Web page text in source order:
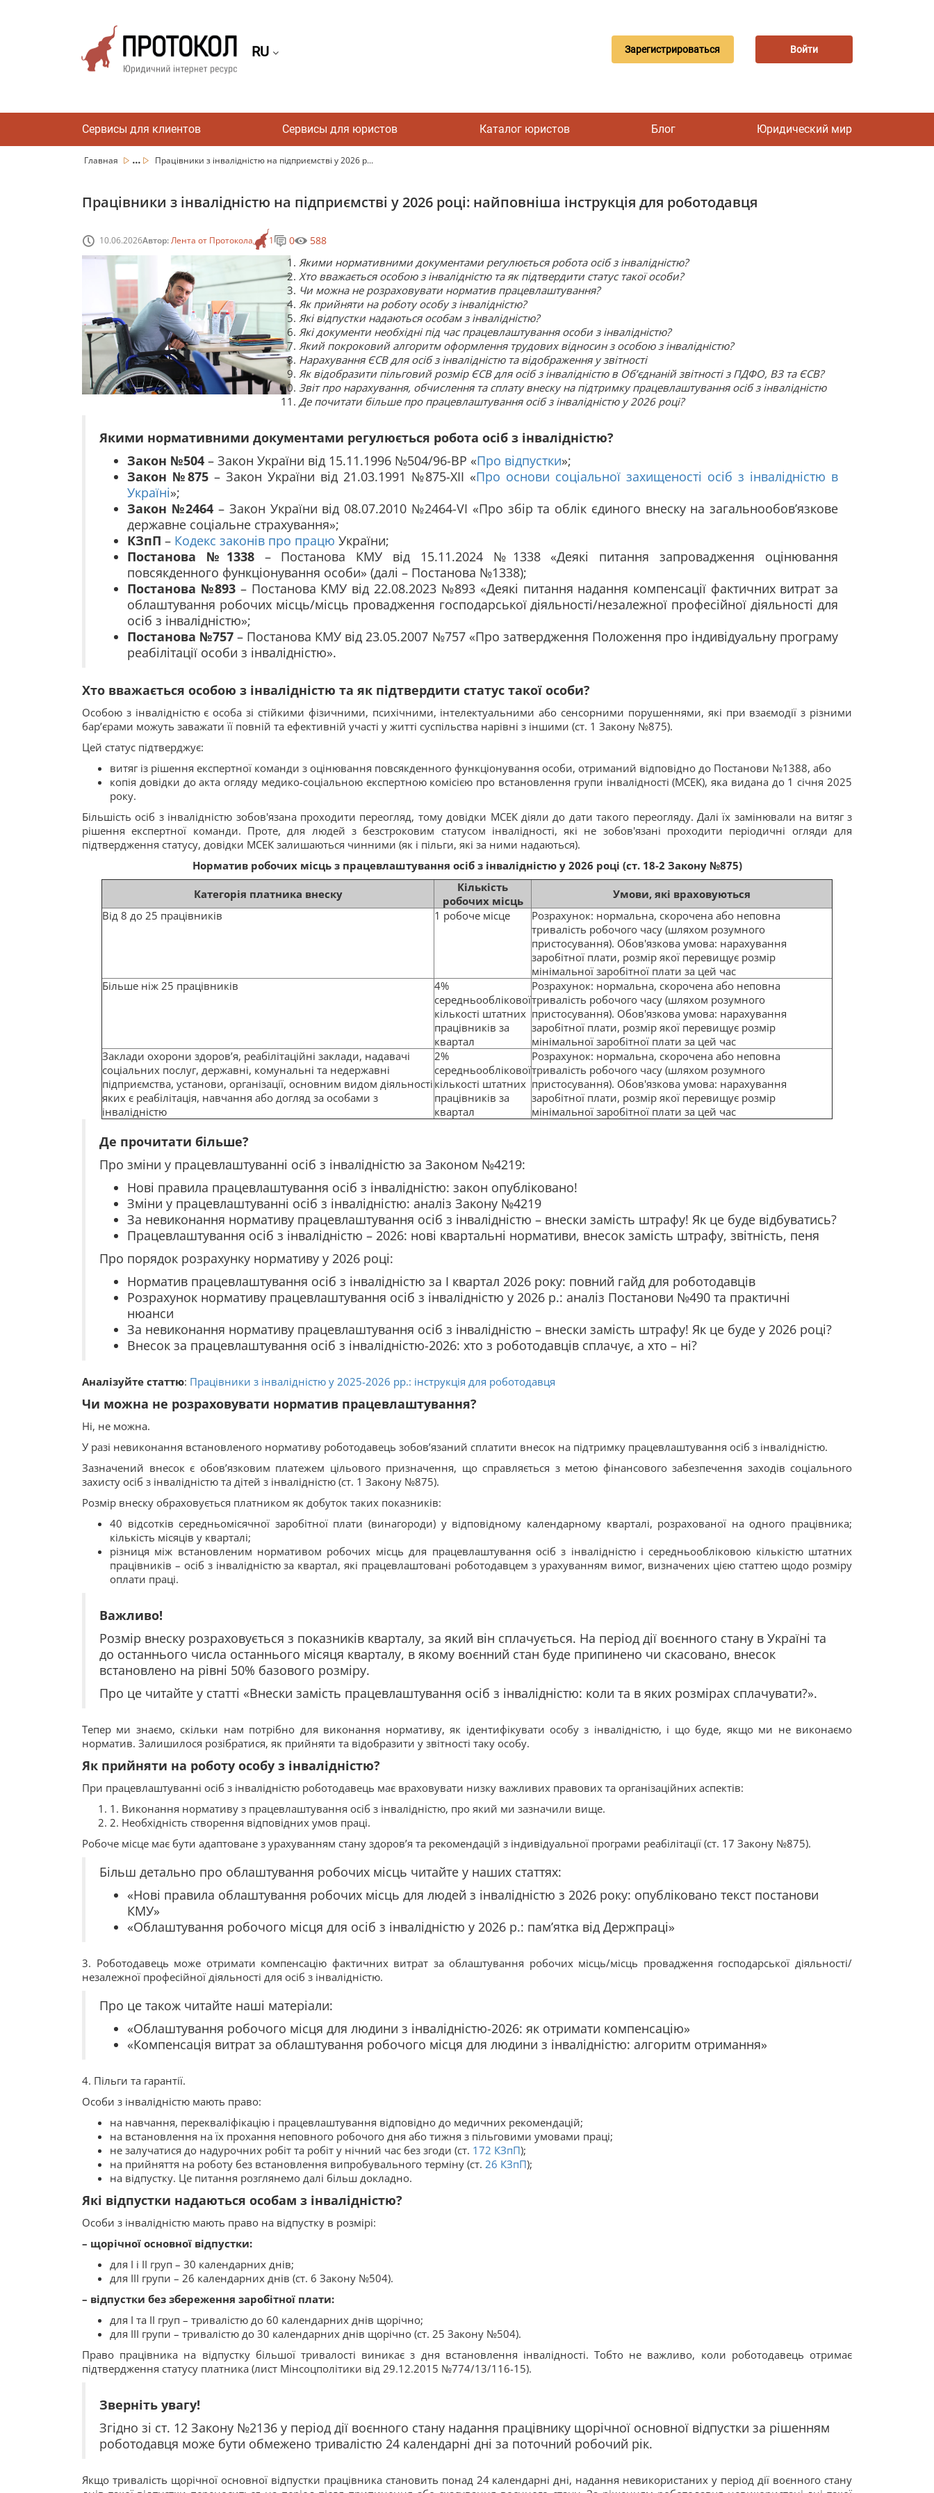
RU Зарегистрироваться Войти
Сервисы для клиентов Сервисы для юристов Каталог юристов Блог Юридический мир
Главная ... Працівники з інвалідністю на підприємстві у 2026 р...
Працівники з інвалідністю на підприємстві у 2026 році: найповніша інструкція для роботодавця
10.06.2026Автор:Лента от Протокола 1 0 588
Якими нормативними документами регулюється робота осіб з інвалідністю?
Хто вважається особою з інвалідністю та як підтвердити статус такої особи?
Чи можна не розраховувати норматив працевлаштування?
Як прийняти на роботу особу з інвалідністю?
Які відпустки надаються особам з інвалідністю?
Які документи необхідні під час працевлаштування особи з інвалідністю?
Який покроковий алгоритм оформлення трудових відносин з особою з інвалідністю?
Нарахування ЄСВ для осіб з інвалідністю та відображення у звітності
Як відобразити пільговий розмір ЄСВ для осіб з інвалідністю в Об’єднаній звітності з ПДФО, ВЗ та ЄСВ?
Звіт про нарахування, обчислення та сплату внеску на підтримку працевлаштування осіб з інвалідністю
Де почитати більше про працевлаштування осіб з інвалідністю у 2026 році?
Якими нормативними документами регулюється робота осіб з інвалідністю?
Закон №504 – Закон України від 15.11.1996 №504/96-ВР «Про відпустки»;
Закон №875– Закон України від 21.03.1991 №875-ХІІ «Про основи соціальної захищеності осіб з інвалідністю в
Україні»;
Закон №2464 – Закон України від 08.07.2010 №2464-VI «Про збір та облік єдиного внеску на загальнообов’язкове
державне соціальне страхування»;
КЗпП – Кодекс законів про працю України;
Постанова №1338– Постанова КМУ від 15.11.2024 №1338 «Деякі питання запровадження оцінювання
повсякденного функціонування особи» (далі – Постанова №1338);
Постанова №893 – Постанова КМУ від 22.08.2023 №893 «Деякі питання надання компенсації фактичних витрат за
облаштування робочих місць/місць провадження господарської діяльності/незалежної професійної діяльності для
осіб з інвалідністю»;
Постанова №757 – Постанова КМУ від 23.05.2007 №757 «Про затвердження Положення про індивідуальну програму
реабілітації особи з інвалідністю».
Хто вважається особою з інвалідністю та як підтвердити статус такої особи?
Особою з інвалідністю є особа зі стійкими фізичними, психічними, інтелектуальними або сенсорними порушеннями, які при взаємодії з різними
бар’єрами можуть заважати її повній та ефективній участі у житті суспільства нарівні з іншими (ст. 1 Закону №875).
Цей статус підтверджує:
витяг із рішення експертної команди з оцінювання повсякденного функціонування особи, отриманий відповідно до Постанови №1388, або
копія довідки до акта огляду медико-соціальною експертною комісією про встановлення групи інвалідності (МСЕК), яка видана до 1 січня 2025
року.
Більшість осіб з інвалідністю зобов'язана проходити переогляд, тому довідки МСЕК діяли до дати такого переогляду. Далі їх замінювали на витяг з
рішення експертної команди. Проте, для людей з безстроковим статусом інвалідності, які не зобов'язані проходити періодичні огляди для
підтвердження статусу, довідки МСЕК залишаються чинними (як і пільги, які за ними надаються).
Норматив робочих місць з працевлаштування осіб з інвалідністю у 2026 році (ст. 18-2 Закону №875)
Категорія платника внеску
Кількість
робочих місць
Умови, які враховуються
Від 8 до 25 працівників
1 робоче місце
Розрахунок: нормальна, скорочена або неповна
тривалість робочого часу (шляхом розумного
пристосування). Обов'язкова умова: нарахування
заробітної плати, розмір якої перевищує розмір
мінімальної заробітної плати за цей час
Більше ніж 25 працівників
4%
середньооблікової
кількості штатних
працівників за
квартал
Розрахунок: нормальна, скорочена або неповна
тривалість робочого часу (шляхом розумного
пристосування). Обов'язкова умова: нарахування
заробітної плати, розмір якої перевищує розмір
мінімальної заробітної плати за цей час
Заклади охорони здоров’я, реабілітаційні заклади, надавачі
соціальних послуг, державні, комунальні та недержавні
підприємства, установи, організації, основним видом діяльності
яких є реабілітація, навчання або догляд за особами з
інвалідністю
2%
середньооблікової
кількості штатних
працівників за
квартал
Розрахунок: нормальна, скорочена або неповна
тривалість робочого часу (шляхом розумного
пристосування). Обов'язкова умова: нарахування
заробітної плати, розмір якої перевищує розмір
мінімальної заробітної плати за цей час
Де прочитати більше?
Про зміни у працевлаштуванні осіб з інвалідністю за Законом №4219:
Нові правила працевлаштування осіб з інвалідністю: закон опубліковано!
Зміни у працевлаштуванні осіб з інвалідністю: аналіз Закону №4219
За невиконання нормативу працевлаштування осіб з інвалідністю – внески замість штрафу! Як це буде відбуватись?
Працевлаштування осіб з інвалідністю – 2026: нові квартальні нормативи, внесок замість штрафу, звітність, пеня
Про порядок розрахунку нормативу у 2026 році:
Норматив працевлаштування осіб з інвалідністю за І квартал 2026 року: повний гайд для роботодавців
Розрахунок нормативу працевлаштування осіб з інвалідністю у 2026 р.: аналіз Постанови №490 та практичні
нюанси
За невиконання нормативу працевлаштування осіб з інвалідністю – внески замість штрафу! Як це буде у 2026 році?
Внесок за працевлаштування осіб з інвалідністю-2026: хто з роботодавців сплачує, а хто – ні?
Аналізуйте статтю: Працівники з інвалідністю у 2025-2026 рр.: інструкція для роботодавця
Чи можна не розраховувати норматив працевлаштування?
Ні, не можна.
У разі невиконання встановленого нормативу роботодавець зобов’язаний сплатити внесок на підтримку працевлаштування осіб з інвалідністю.
Зазначений внесок є обов’язковим платежем цільового призначення, що справляється з метою фінансового забезпечення заходів соціального
захисту осіб з інвалідністю та дітей з інвалідністю (ст. 1 Закону №875).
Розмір внеску обраховується платником як добуток таких показників:
40 відсотків середньомісячної заробітної плати (винагороди) у відповідному календарному кварталі, розрахованої на одного працівника;
кількість місяців у кварталі;
різниця між встановленим нормативом робочих місць для працевлаштування осіб з інвалідністю і середньообліковою кількістю штатних
працівників – осіб з інвалідністю за квартал, які працевлаштовані роботодавцем з урахуванням вимог, визначених цією статтею щодо розміру
оплати праці.
Важливо!
Розмір внеску розраховується з показників кварталу, за який він сплачується. На період дії воєнного стану в Україні та
до останнього числа останнього місяця кварталу, в якому воєнний стан буде припинено чи скасовано, внесок
встановлено на рівні 50% базового розміру.
Про це читайте у статті «Внески замість працевлаштування осіб з інвалідністю: коли та в яких розмірах сплачувати?».
Тепер ми знаємо, скільки нам потрібно для виконання нормативу, як ідентифікувати особу з інвалідністю, і що буде, якщо ми не виконаємо
норматив. Залишилося розібратися, як прийняти та відобразити у звітності таку особу.
Як прийняти на роботу особу з інвалідністю?
При працевлаштуванні осіб з інвалідністю роботодавець має враховувати низку важливих правових та організаційних аспектів:
1. Виконання нормативу з працевлаштування осіб з інвалідністю, про який ми зазначили вище.
2. Необхідність створення відповідних умов праці.
Робоче місце має бути адаптоване з урахуванням стану здоров’я та рекомендацій з індивідуальної програми реабілітації (ст. 17 Закону №875).
Більш детально про облаштування робочих місць читайте у наших статтях:
«Нові правила облаштування робочих місць для людей з інвалідністю з 2026 року: опубліковано текст постанови
КМУ»
«Облаштування робочого місця для осіб з інвалідністю у 2026 р.: памʼятка від Держпраці»
3. Роботодавець може отримати компенсацію фактичних витрат за облаштування робочих місць/місць провадження господарської діяльності/
незалежної професійної діяльності для осіб з інвалідністю.
Про це також читайте наші матеріали:
«Облаштування робочого місця для людини з інвалідністю-2026: як отримати компенсацію»
«Компенсація витрат за облаштування робочого місця для людини з інвалідністю: алгоритм отримання»
4. Пільги та гарантії.
Особи з інвалідністю мають право:
на навчання, перекваліфікацію і працевлаштування відповідно до медичних рекомендацій;
на встановлення на їх прохання неповного робочого дня або тижня з пільговими умовами праці;
не залучатися до надурочних робіт та робіт у нічний час без згоди (ст. 172 КЗпП);
на прийняття на роботу без встановлення випробувального терміну (ст. 26 КЗпП);
на відпустку. Це питання розглянемо далі більш докладно.
Які відпустки надаються особам з інвалідністю?
Особи з інвалідністю мають право на відпустку в розмірі:
– щорічної основної відпустки:
для I і II груп – 30 календарних днів;
для III групи – 26 календарних днів (ст. 6 Закону №504).
– відпустки без збереження заробітної плати:
для I та II груп – тривалістю до 60 календарних днів щорічно;
для III групи – тривалістю до 30 календарних днів щорічно (ст. 25 Закону №504).
Право працівника на відпустку більшої тривалості виникає з дня встановлення інвалідності. Тобто не важливо, коли роботодавець отримає
підтвердження статусу платника (лист Мінсоцполітики від 29.12.2015 №774/13/116-15).
Зверніть увагу!
Згідно зі ст. 12 Закону №2136 у період дії воєнного стану надання працівнику щорічної основної відпустки за рішенням
роботодавця може бути обмежено тривалістю 24 календарні дні за поточний робочий рік.
Якщо тривалість щорічної основної відпустки працівника становить понад 24 календарні дні, надання невикористаних у період дії воєнного стану